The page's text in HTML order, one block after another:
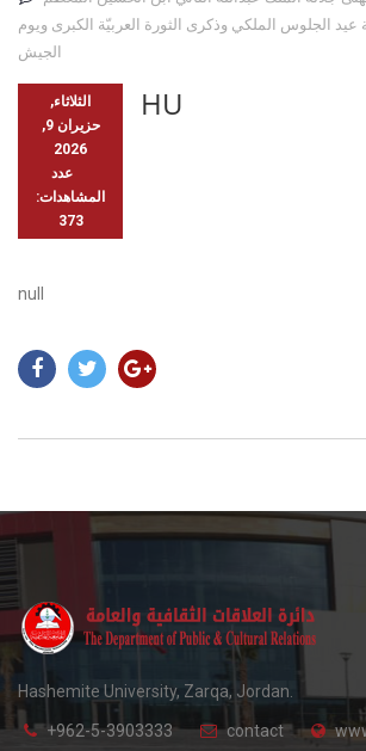
عيد الجلوس الملكي وذكرى الثورة العربيّة الكبرى ويوم
الجيش
الثلاثاء,
حزيران 9,
2026
عدد
المشاهدات:
373
HU
null
Hashemite University, Zarqa, Jordan.
+962-5-3903333 contact